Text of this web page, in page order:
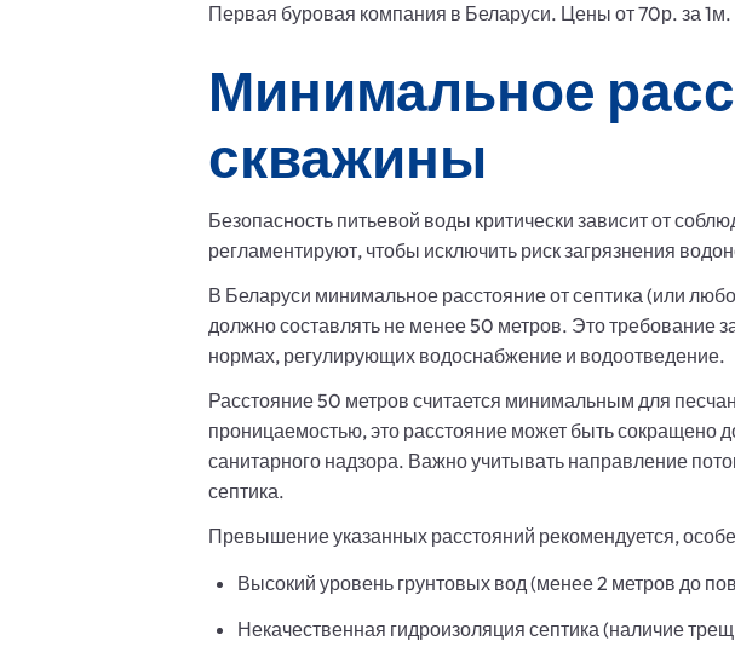
Первая буровая компания в Беларуси. Цены от 70р. за
Минимальное
скважины
Безопасность питьевой воды критически зависит от
регламентируют, чтобы исключить риск загрязнения
В Беларуси минимальное расстояние от септика (или
должно составлять не менее 50 метров. Это требование
нормах, регулирующих водоснабжение и водоотведение.
Расстояние 50 метров считается минимальным для
проницаемостью, это расстояние может быть сокращено
санитарного надзора. Важно учитывать направление
септика.
Превышение указанных расстояний рекомендуется,
Высокий уровень грунтовых вод (менее 2 метров до
Некачественная гидроизоляция септика (наличие